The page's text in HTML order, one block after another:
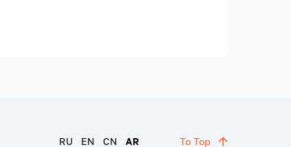
RU EN CN AR To Top